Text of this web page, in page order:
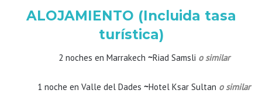
ALOJAMIENTO (Incluida tasa
turística)
2 noches en Marrakech ~Riad Samsli o similar
1 noche en Valle del Dades ~Hotel Ksar Sultan o similar